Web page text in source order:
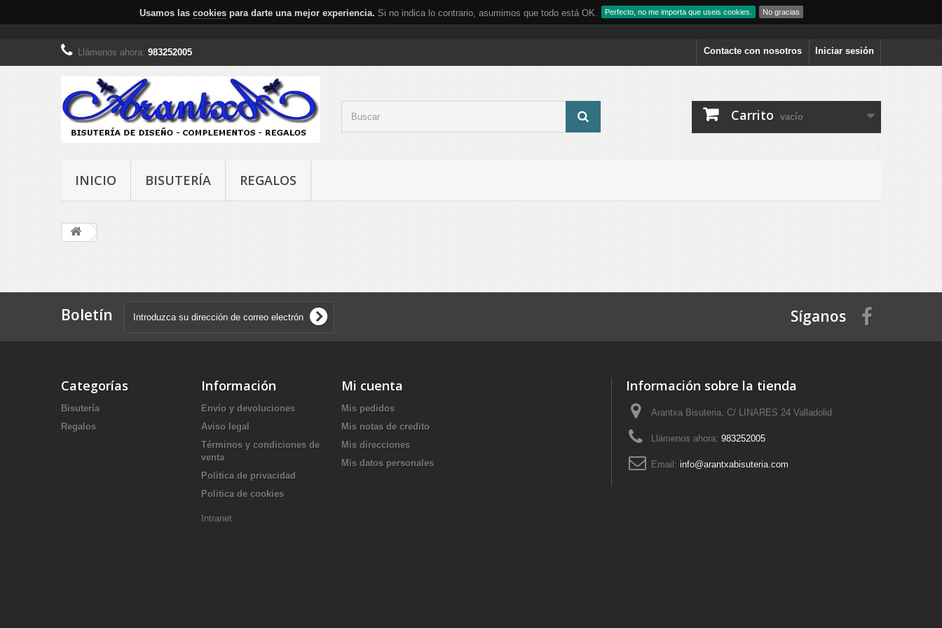
Usamos las cookiespara darte una mejor experiencia. Si no indica lo contrario, asumimos que todo está OK. Perfecto, no me importa que useis cookies. No gracias
Iniciar sesión
Contacte con nosotros
Llámenos ahora: 983252005
Carrito vacío
INICIO BISUTERÍA REGALOS
Boletín Síganos
Categorías
Bisutería
Regalos
Información
Envío y devoluciones
Aviso legal
Términos y condiciones de
venta
Politica de privacidad
Politica de cookies
Intranet
Mi cuenta
Mis pedidos
Mis notas de credito
Mis direcciones
Mis datos personales
Información sobre la tienda
Arantxa Bisuteria, C/ LINARES 24 Valladolid
Llámenos ahora: 983252005
Email: info@arantxabisuteria.com